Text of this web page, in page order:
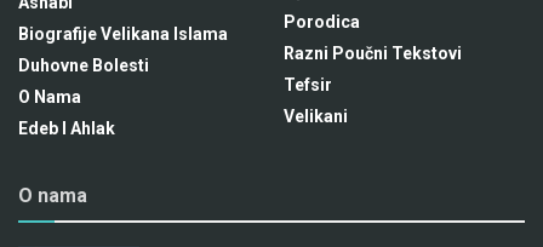
Biografije Velikana Islama
Duhovne Bolesti
O Nama
Edeb I Ahlak
Porodica
Razni Poučni Tekstovi
Tefsir
Velikani
O nama